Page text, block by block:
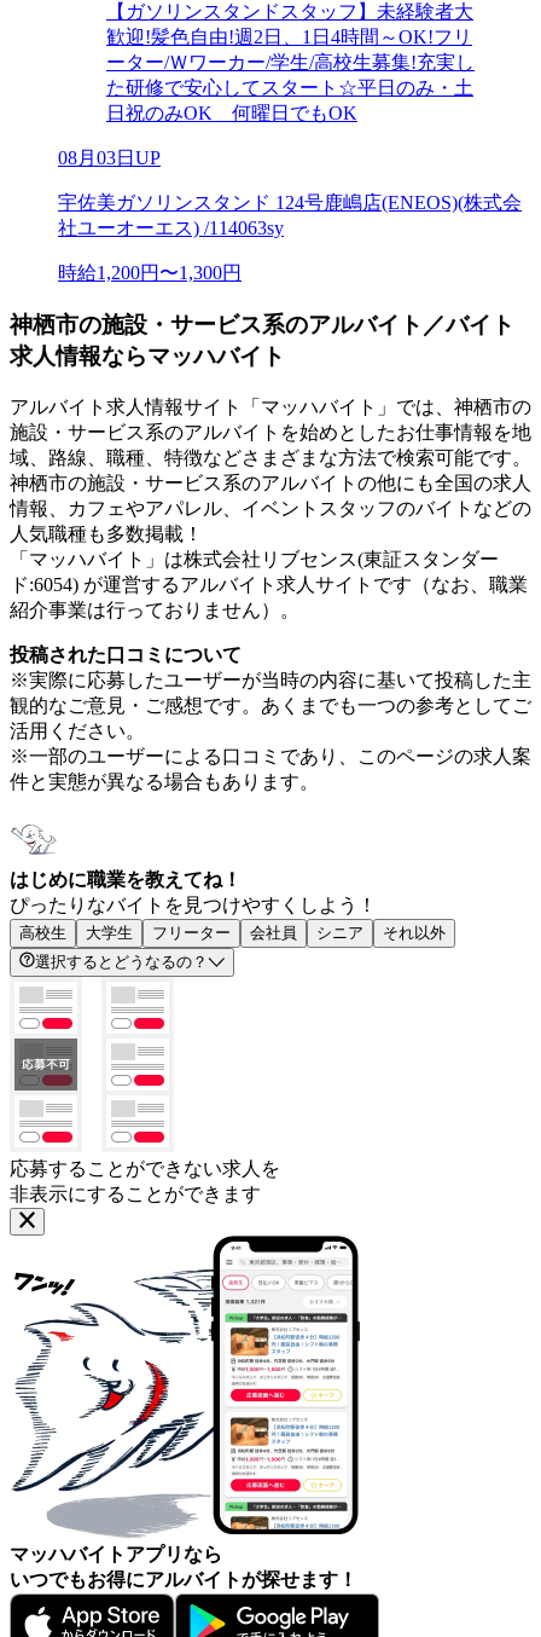
【ガソリンスタンドスタッフ】未経験者大
歓迎!髪色自由!週2日、1日4時間～OK!フリ
ーター/Ｗワーカー/学生/高校生募集!充実し
た研修で安心してスタート☆平日のみ・土
日祝のみOK 何曜日でもOK
08月03日UP
宇佐美ガソリンスタンド 124号鹿嶋店(ENEOS)(株式会
社ユーオーエス) /114063sy
時給1,200円〜1,300円
神栖市の施設・サービス系のアルバイト／バイト
求人情報ならマッハバイト
アルバイト求人情報サイト「マッハバイト」では、神栖市の
施設・サービス系のアルバイトを始めとしたお仕事情報を地
域、路線、職種、特徴などさまざまな方法で検索可能です。
神栖市の施設・サービス系のアルバイトの他にも全国の求人
情報、カフェやアパレル、イベントスタッフのバイトなどの
人気職種も多数掲載！
「マッハバイト」は株式会社リブセンス(東証スタンダー
ド:6054) が運営するアルバイト求人サイトです（なお、職業
紹介事業は行っておりません）。
投稿された口コミについて
※実際に応募したユーザーが当時の内容に基いて投稿した主
観的なご意見・ご感想です。あくまでも一つの参考としてご
活用ください。
※一部のユーザーによる口コミであり、このページの求人案
件と実態が異なる場合もあります。
はじめに職業を教えてね！
ぴったりなバイトを見つけやすくしよう！
高校生 大学生 フリーター 会社員 シニア
それ以外
選択するとどうなるの？
応募することができない求人を
非表示にすることができます
マッハバイトアプリなら
いつでもお得にアルバイトが探せます！